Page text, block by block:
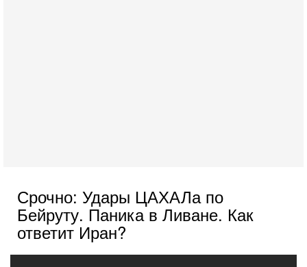
Срочно: Удары ЦАХАЛа по
Бейруту. Паника в Ливане. Как
ответит Иран?